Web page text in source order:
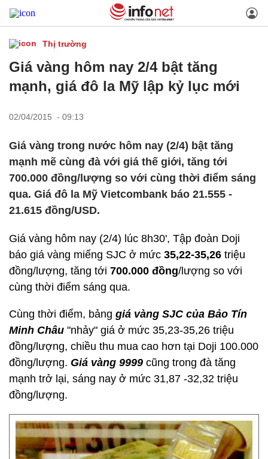
Thị trường
Giá vàng hôm nay 2/4 bật tăng
mạnh, giá đô la Mỹ lập kỷ lục mới
02/04/2015 - 09:13
Giá vàng trong nước hôm nay (2/4) bật tăng
mạnh mẽ cùng đà với giá thế giới, tăng tới
700.000 đồng/lượng so với cùng thời điểm sáng
qua. Giá đô la Mỹ Vietcombank báo 21.555 -
21.615 đồng/USD.
Giá vàng hôm nay (2/4) lúc 8h30', Tập đoàn Doji
báo giá vàng miếng SJC ở mức 35,22-35,26 triệu
đồng/lượng, tăng tới 700.000 đồng/lượng so với
cùng thời điểm sáng qua.
Cùng thời điểm, bảng giá vàng SJC của Bảo Tín
Minh Châu "nhảy" giá ở mức 35,23-35,26 triệu
đồng/lượng, chiều thu mua cao hơn tại Doji 100.000
đồng/lượng. Giá vàng 9999 cũng trong đà tăng
mạnh trở lại, sáng nay ở mức 31,87 -32,32 triệu
đồng/lượng.